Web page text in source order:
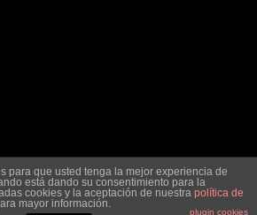
para que usted tenga la mejor experiencia de
está dando su consentimiento para la
cookies y la aceptación de nuestra política de
mayor información.
plugin cookies